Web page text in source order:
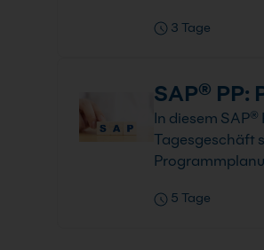
3 Tage
SAP®
In diesem
Tagesgeschäft
5 Tage